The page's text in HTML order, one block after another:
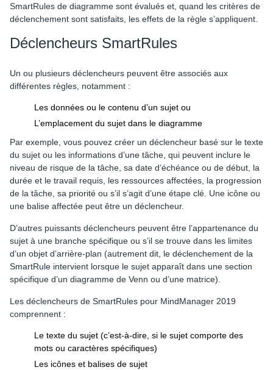
SmartRules de diagramme sont évalués et, quand les critères de
déclenchement sont satisfaits, les effets de la règle s’appliquent.
Déclencheurs SmartRules
Un ou plusieurs déclencheurs peuvent être associés aux
différentes règles, notamment :
Les données ou le contenu d’un sujet ou
L’emplacement du sujet dans le diagramme
Par exemple, vous pouvez créer un déclencheur basé sur le texte
du sujet ou les informations d’une tâche, qui peuvent inclure le
niveau de risque de la tâche, sa date d’échéance ou de début, la
durée et le travail requis, les ressources affectées, la progression
de la tâche, sa priorité ou s’il s’agit d’une étape clé. Une icône ou
une balise affectée peut être un déclencheur.
D’autres puissants déclencheurs peuvent être l’appartenance du
sujet à une branche spécifique ou s’il se trouve dans les limites
d’un objet d’arrière-plan (autrement dit, le déclenchement de la
SmartRule intervient lorsque le sujet apparaît dans une section
spécifique d’un diagramme de Venn ou d’une matrice).
Les déclencheurs de SmartRules pour MindManager 2019
comprennent :
Le texte du sujet (c’est-à-dire, si le sujet comporte des
mots ou caractères spécifiques)
Les icônes et balises de sujet